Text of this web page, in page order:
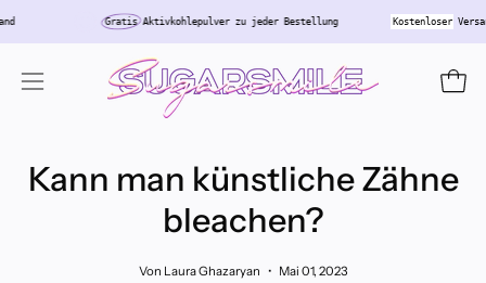
Inhalt
überspringen
GratisAktivkohlepulver zu jeder Bestellung
Navigationsmenü
Kann man künstliche Zähne
bleachen?
Von Laura Ghazaryan Mai 01, 2023